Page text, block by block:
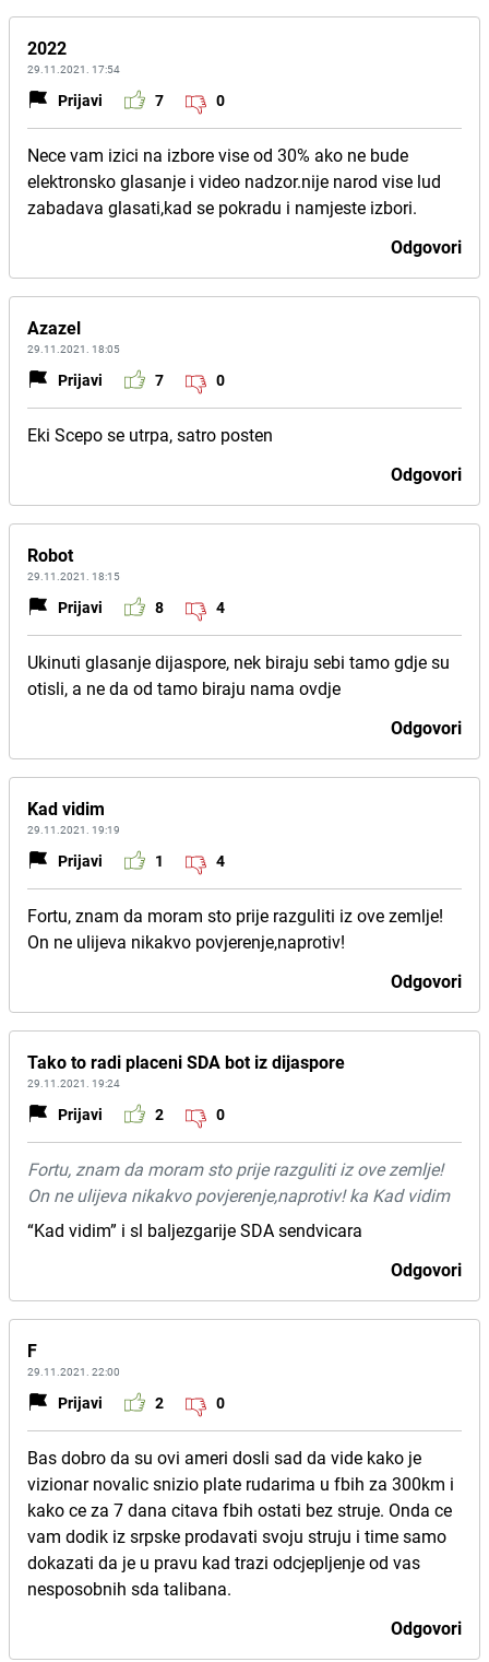
2022
29.11.2021. 17:54
Prijavi 7 0
Nece vam izici na izbore vise od 30% ako ne bude
elektronsko glasanje i video nadzor.nije narod vise lud
zabadava glasati,kad se pokradu i namjeste izbori.
Odgovori
Azazel
29.11.2021. 18:05
Prijavi 7 0
Eki Scepo se utrpa, satro posten
Odgovori
Robot
29.11.2021. 18:15
Prijavi 8 4
Ukinuti glasanje dijaspore, nek biraju sebi tamo gdje su
otisli, a ne da od tamo biraju nama ovdje
Odgovori
Kad vidim
29.11.2021. 19:19
Prijavi 1 4
Fortu, znam da moram sto prije razguliti iz ove zemlje!
On ne ulijeva nikakvo povjerenje,naprotiv!
Odgovori
Tako to radi placeni SDA bot iz dijaspore
29.11.2021. 19:24
Prijavi 2 0
Fortu, znam da moram sto prije razguliti iz ove zemlje!
On ne ulijeva nikakvo povjerenje,naprotiv! ka Kad vidim
“Kad vidim” i sl baljezgarije SDA sendvicara
Odgovori
F
29.11.2021. 22:00
Prijavi 2 0
Bas dobro da su ovi ameri dosli sad da vide kako je
vizionar novalic snizio plate rudarima u fbih za 300km i
kako ce za 7 dana citava fbih ostati bez struje. Onda ce
vam dodik iz srpske prodavati svoju struju i time samo
dokazati da je u pravu kad trazi odcjepljenje od vas
nesposobnih sda talibana.
Odgovori